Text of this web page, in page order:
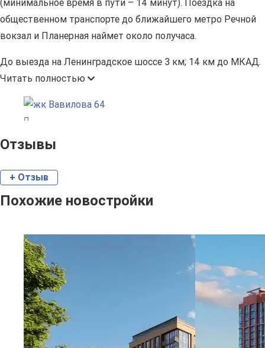
(минимальное время в пути – 14 минут). Поездка на
общественном транспорте до ближайшего метро Речной
вокзал и Планерная наймет около получаса.
До выезда на Ленинградское шоссе 3 км; 14 км до МКАД.
Читать полностью
Отзывы
+ Отзыв
Похожие новостройки